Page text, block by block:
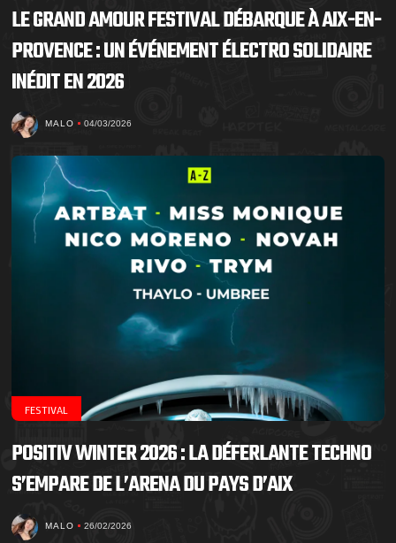
LE GRAND AMOUR FESTIVAL DÉBARQUE À AIX-EN-
PROVENCE : UN ÉVÉNEMENT ÉLECTRO SOLIDAIRE
INÉDIT EN 2026
MALO 04/03/2026
FESTIVAL
POSITIV WINTER 2026 : LA DÉFERLANTE TECHNO
S’EMPARE DE L’ARENA DU PAYS D’AIX
MALO 26/02/2026